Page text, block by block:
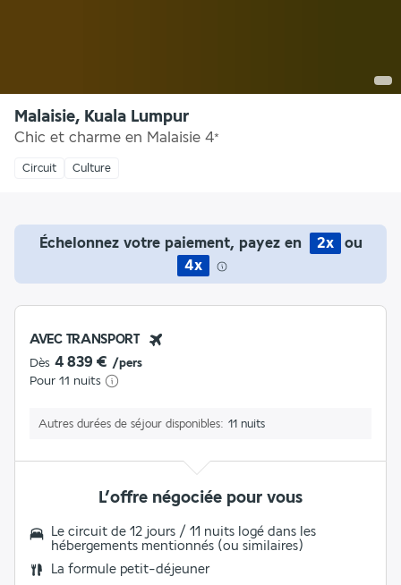
Malaisie, Kuala Lumpur
Chic et charme en Malaisie 4*
Circuit Culture
Échelonnez votre paiement, payez en 2x
ou
4x
AVEC TRANSPORT
Dès 4 839 € /pers
Pour 11 nuits
Autres durées de séjour disponibles 11 nuits
L’offre négociée pour vous
Le circuit de 12 jours / 11 nuits logé dans les
hébergements mentionnés (ou similaires)
La formule petit-déjeuner